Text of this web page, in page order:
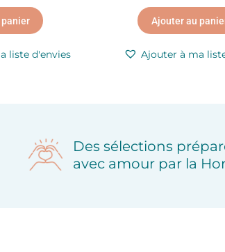
liste d'envies
Ajouter au
Ajouter à ma
Des sélections
avec amour par la